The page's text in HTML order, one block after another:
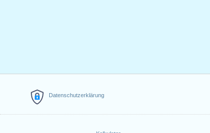
Datenschutzerklärung